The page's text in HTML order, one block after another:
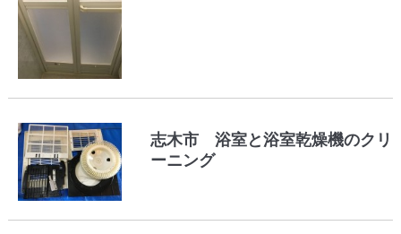
志木市 浴室と浴室乾燥機のクリ
ーニング